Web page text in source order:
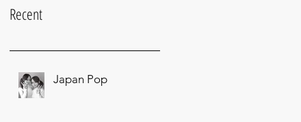
Recent
Japan Pop